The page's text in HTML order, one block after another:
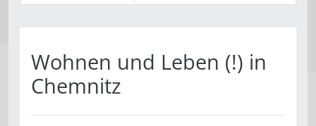
Wohnen und Leben (!) in
Chemnitz